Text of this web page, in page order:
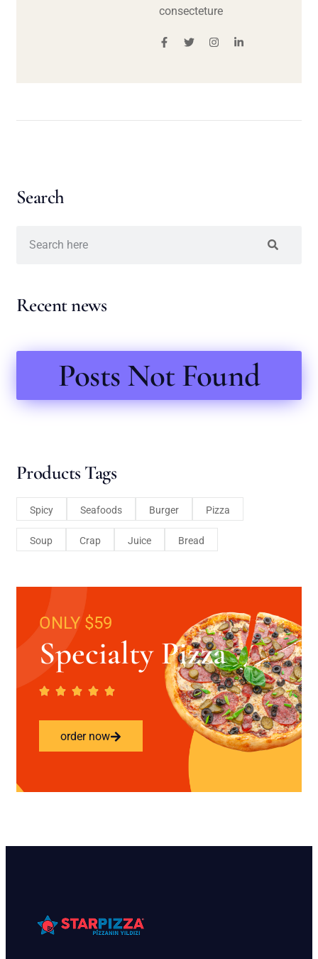
consecteture
Search
Recent news
Posts Not Found
Products Tags
Spicy Seafoods Burger Pizza
Soup Crap Juice Bread
ONLY $59
Specialty Pizza
order now